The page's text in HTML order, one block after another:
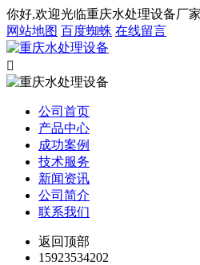
你好,欢迎光临重庆水处理设备厂家
网站地图 百度蜘蛛 在线留言

公司首页
产品中心
成功案例
技术服务
新闻资讯
公司简介
联系我们
返回顶部
15923534202